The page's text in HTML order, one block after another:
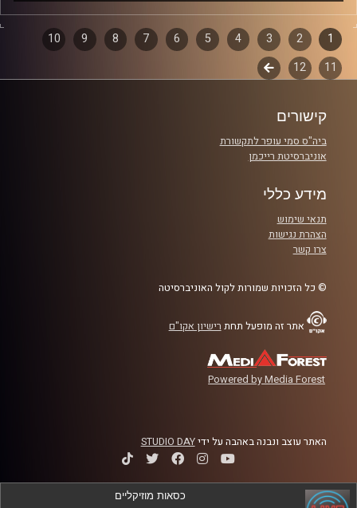
שעה של מוזיקה ישראלית עם ארגמן שפי רפלד
קרדיט תמונות:Elior Buchnik
דפדוף
פרקים
1
2
3
4
5
6
7
8
9
10
11
12
לשלב
קישורים
ביה"ס סמי עופר לתקשורת
אוניברסיטת רייכמן
מידע כללי
תנאי שימוש
הצהרת נגישות
צרו קשר
© כל הזכויות שמורות לקול האוניברסיטה
אתר זה מופעל תחת רישיון אקו"ם
Powered by Media Forest
האתר עוצב ונבנה באהבה על ידיSTUDIO DAY
כסאות מוזיקליים